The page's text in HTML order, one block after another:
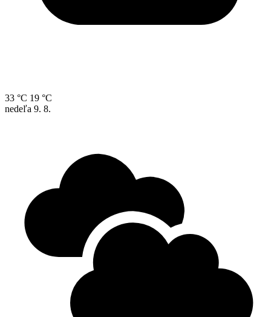
33 °C 19 °C
nedeľa 9. 8.